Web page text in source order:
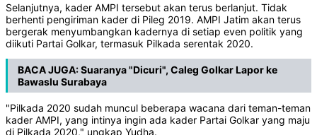
Selanjutnya, kader AMPI tersebut akan terus berlanjut. Tidak
berhenti pengiriman kader di Pileg 2019. AMPI Jatim akan terus
bergerak menyumbangkan kadernya di setiap even politik yang
diikuti Partai Golkar, termasuk Pilkada serentak 2020.
BACA JUGA:Suaranya "Dicuri", Caleg Golkar Lapor ke
Bawaslu Surabaya
"Pilkada 2020 sudah muncul beberapa wacana dari teman-teman
kader AMPI, yang intinya ingin ada kader Partai Golkar yang maju
di Pilkada 2020," ungkap Yudha.